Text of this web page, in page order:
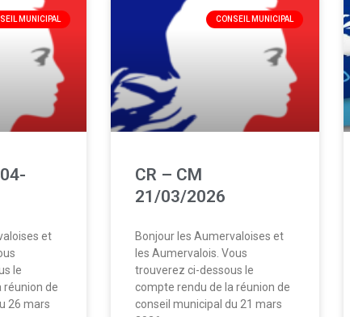
MUNICIPAL
et
le
réunion de
26 mars
CONSEIL MUNICIPAL
CR – CM
21/03/2026
Bonjour les Aumervaloises et
les Aumervalois. Vous
trouverez ci-dessous le
compte rendu de la réunion de
conseil municipal du 21 mars